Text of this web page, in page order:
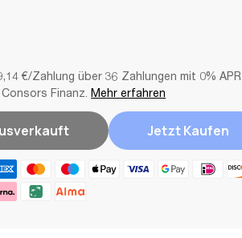
€/Zahlung über 36 Zahlungen mit 0% APR
Finanz. Mehr erfahren
Jetzt Kaufen